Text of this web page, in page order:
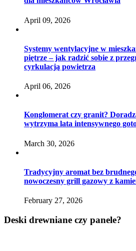
April 09, 2026
Systemy wentylacyjne w
piętrze – jak radzić sobie z
cyrkulacją powietrza
April 06, 2026
Konglomerat czy granit?
wytrzyma lata intensywnego
March 30, 2026
Tradycyjny aromat bez
nowoczesny grill gazowy z
February 27, 2026
Deski drewniane czy panele?